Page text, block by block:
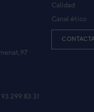
Calidad
Canal ético
299 83 31